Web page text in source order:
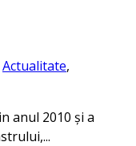
Actualitate,
anul 2010 și a